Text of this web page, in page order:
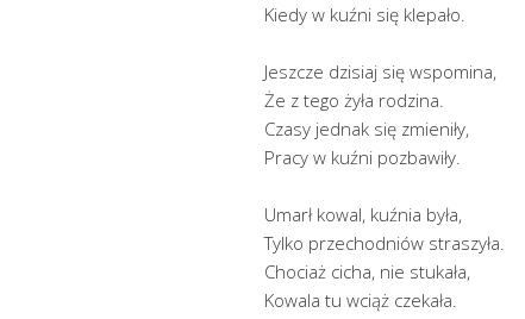
Kiedy w kuźni się klepało.
Jeszcze dzisiaj się wspomina,
Że z tego żyła rodzina.
Czasy jednak się zmieniły,
Pracy w kuźni pozbawiły.
Umarł kowal, kuźnia była,
Tylko przechodniów straszyła.
Chociaż cicha, nie stukała,
Kowala tu wciąż czekała.